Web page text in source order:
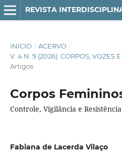
INÍCIO / ACERVO /
V. 4 N. 9 (2026): CORPOS, VOZES
Artigos
Corpos
Controle, Vigilância e
Fabiana de Lacerda Vilaço